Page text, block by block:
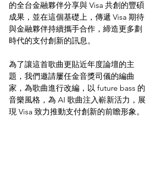
的全台金融夥伴分享與 Visa 共創的豐碩
成果，並在這個基礎上，傳遞 Visa 期待
與金融夥伴持續攜手合作，締造更多劃
時代的支付創新的訊息。
為了讓這首歌曲更貼近年度論壇的主
題，我們邀請屢任金音獎司儀的編曲
家，為歌曲進行改編，以 future bass 的
音樂風格，為 AI 歌曲注入嶄新活力，展
現 Visa 致力推動支付創新的前瞻形象。